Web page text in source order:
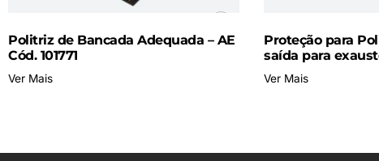
Politriz de Bancada Adequada – AE
Cód. 101771
Ver Mais
Proteção para
saída para
Ver Mais